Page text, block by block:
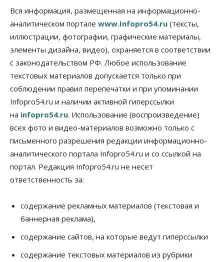
07 Августа 2026, 11:30
Общество
Деньгами будут распоряжаться дети: в десяти
школах Новосибирской области введут
инициативное бюджетирование
Общество Право&Порядок
В Новосибирске руководителя отдела полиции
заключили под стражу
07 Августа 2026, 10:15
Общество
Недели жары повлияли на урожай в
Новосибирской области, но режима ЧС не будет
07 Августа 2026, 10:00
выстраивают системы защиты от атак БПЛА
07 Августа 2026, 09:00
Бизнес
листы на полмиллиарда рублей
Вся информация, размещенная на информационно-
аналитическом портале www.Infopro54.ru (тексты,
иллюстрации, фотографии, графические материалы,
элементы дизайна, видео), охраняется в соответствии
с законодательством РФ. Любое использование
текстовых материалов допускается только при
соблюдении правил перепечатки и при упоминании
Infopro54.ru и наличии активной гиперссылки
на infopro54.ru. Использование (воспроизведение)
всех фото и видео-материалов возможно только с
письменного разрешения редакции информационно-
аналитического портала Infopro54.ru и со ссылкой на
портал. Редакция Infopro54.ru не несет
ответственность за:
содержание рекламных материалов (текстовая и
баннерная реклама),
содержание сайтов, на которые ведут гиперссылки
содержание текстовых материалов из рубрики